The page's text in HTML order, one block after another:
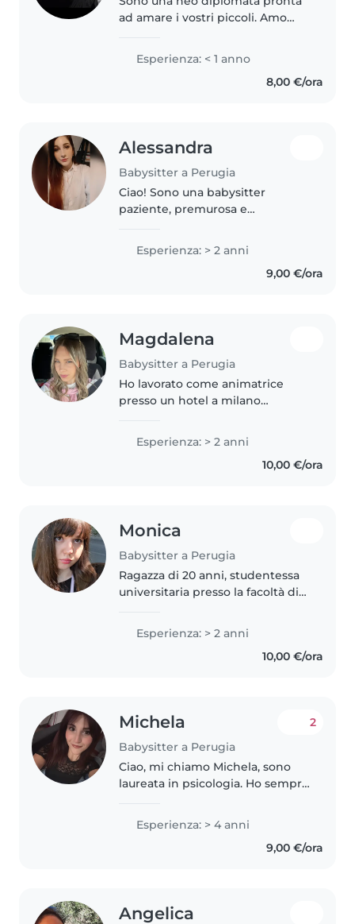
ad amare i vostri piccoli. Amo
lavoretti creativi. Sono a mio agio
con animali e aiuto compiti.
Esperienza: < 1 anno
8,00 €/ora
Alessandra
Babysitter a Perugia
Ciao! Sono una babysitter
paziente, premurosa e
esperienza con bambini della
scuola materna, elementari e
adolescenti. Ho fatto anche per
Esperienza: > 2 anni
9,00 €/ora
Magdalena
Babysitter a Perugia
Ho lavorato come animatrice
presso un hotel a milano
passando tutto il giorno con un
sacco di bambini e adolescenti.
Ho inoltre sempre dato una
Esperienza: > 2 anni
10,00 €/ora
Monica
Babysitter a Perugia
Ragazza di 20 anni, studentessa
universitaria presso la facoltà di
naturale affinità con i bambini
avendo gestito molteplici bimbi
Esperienza: > 2 anni
10,00 €/ora
Michela
Babysitter a Perugia
2
Ciao, mi chiamo Michela, sono
laureata in psicologia. Ho sempre
disponibile qualsiasi giorno e a
Esperienza: > 4 anni
9,00 €/ora
Angelica